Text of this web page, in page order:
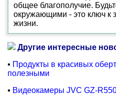
общее благополучие.
окружающими - это ключ к
жизни.
Другие интересные
▪ Продукты в красивых
полезными
▪ Видеокамеры JVC GZ-